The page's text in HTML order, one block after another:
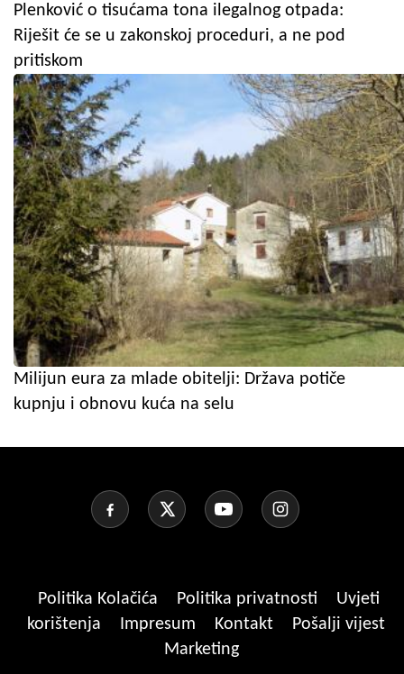
Plenković o tisućama tona ilegalnog otpada:
Riješit će se u zakonskoj proceduri, a ne pod
pritiskom
Milijun eura za mlade obitelji: Država potiče
kupnju i obnovu kuća na selu
Politika Kolačića Politika privatnosti
Uvjeti
korištenja
Impresum Kontakt
Pošalji vijest
Marketing